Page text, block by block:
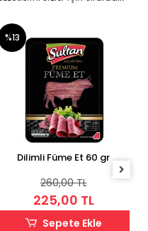
Dilimli Füme Et 60 gr
%13
260,00 TL
225,00 TL
Sepete Ekle